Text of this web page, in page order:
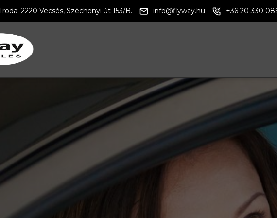
Iroda: 2220 Vecsés, Széchenyi út 153/B. info@flyway.hu +36 20 330